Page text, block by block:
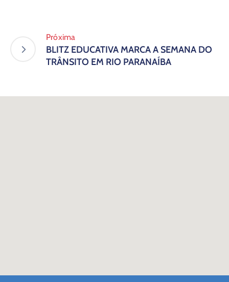
Próxima
BLITZ EDUCATIVA MARCA A SEMANA DO
TRÂNSITO EM RIO PARANAÍBA